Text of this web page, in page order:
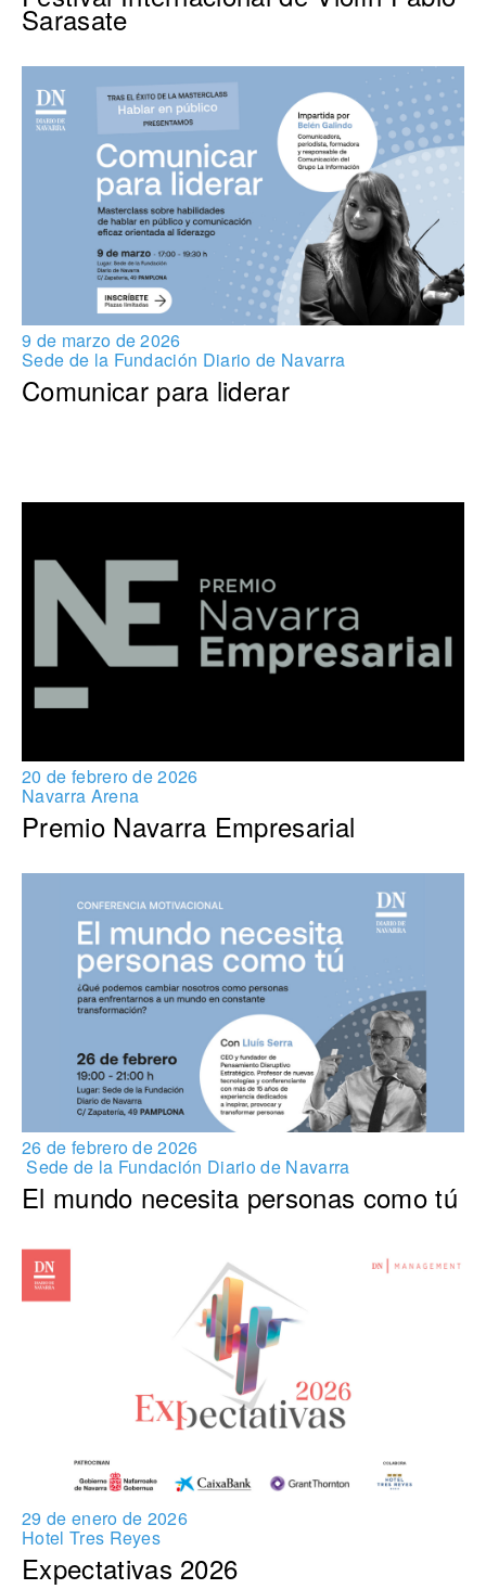
Sarasate
9 de marzo de 2026
Sede de la Fundación Diario de Navarra
Comunicar para liderar
20 de febrero de 2026
Navarra Arena
Premio Navarra Empresarial
26 de febrero de 2026
Sede de la Fundación Diario de Navarra
El mundo necesita personas como tú
29 de enero de 2026
Hotel Tres Reyes
Expectativas 2026